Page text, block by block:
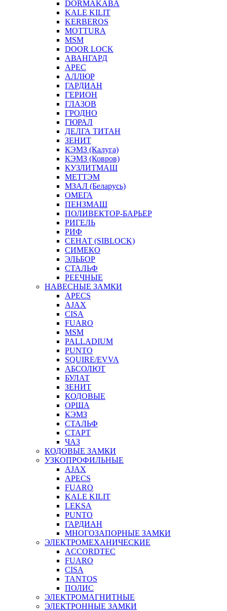
DORMAKABA
KALE KILIT
KERBEROS
MOTTURA
MSM
DOOR LOCK
АВАНГАРД
АРЕС
АЛЛЮР
ГАРДИАН
ГЕРИОН
ГЛАЗОВ
ГРОДНО
ГЮРАЛ
ДЕЛГА ТИТАН
ЗЕНИТ
КЭМЗ (Калуга)
КЭМЗ (Ковров)
КУЗЛИТМАШ
МЕТТЭМ
МЗАЛ (Беларусь)
ОМЕГА
ПЕНЗМАШ
ПОЛИВЕКТОР-БАРЬЕР
РИГЕЛЬ
РИФ
СЕНАТ (SIBLOCK)
СИМЕКО
ЭЛЬБОР
СТАЛЬФ
РЕЕЧНЫЕ
НАВЕСНЫЕ ЗАМКИ
APECS
AJAX
CISA
FUARO
MSM
PALLADIUM
PUNTO
SQUIRE/EVVA
АБСОЛЮТ
БУЛАТ
ЗЕНИТ
КОДОВЫЕ
ОРША
КЭМЗ
СТАЛЬФ
СТАРТ
ЧАЗ
КОДОВЫЕ ЗАМКИ
УЗКОПРОФИЛЬНЫЕ
AJAX
APECS
FUARO
KALE KILIT
LEKSA
PUNTO
ГАРДИАН
МНОГОЗАПОРНЫЕ ЗАМКИ
ЭЛЕКТРОМЕХАНИЧЕСКИЕ
ACCORDTEC
FUARO
CISA
TANTOS
ПОЛИС
ЭЛЕКТРОМАГНИТНЫЕ
ЭЛЕКТРОННЫЕ ЗАМКИ